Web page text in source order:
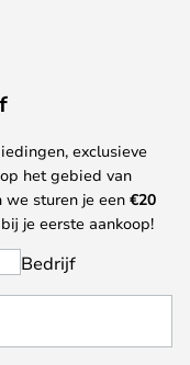
exclusieve
het gebied van
sturen je een €20
je eerste aankoop!
Bedrijf